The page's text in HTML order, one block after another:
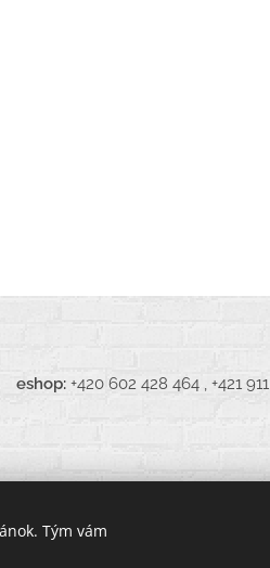
eshop:+420 602 428 464 , +421
Tým vám